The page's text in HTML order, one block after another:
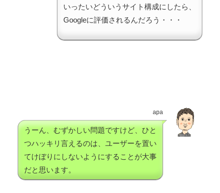
いったいどういうサイト構成にしたら、
Googleに評価されるんだろう・・・
apa
うーん、むずかしい問題ですけど、ひと
つハッキリ言えるのは、ユーザーを置い
てけぼりにしないようにすることが大事
だと思います。